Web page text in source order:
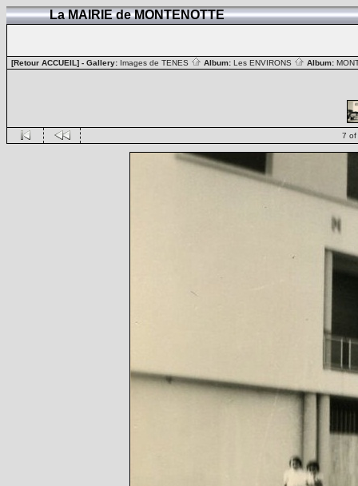
La MAIRIE de MONTENOTTE
[Retour ACCUEIL] - Gallery: Images de TENES Album: Les ENVIRONS Album:
7 of